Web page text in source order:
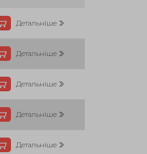
Детальніше
Детальніше
Детальніше
Детальніше
Детальніше